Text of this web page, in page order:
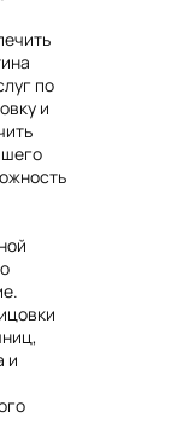
по
и
и